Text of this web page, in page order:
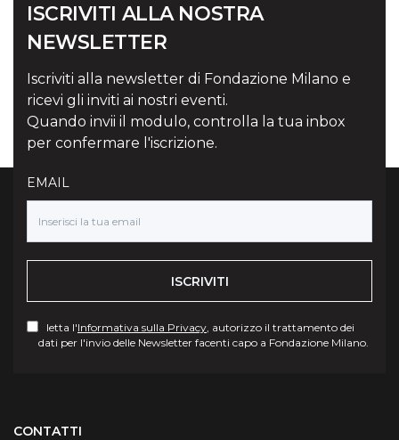
ISCRIVITI ALLA NOSTRA
NEWSLETTER
Iscriviti alla newsletter di Fondazione Milano e
ricevi gli inviti ai nostri eventi.
Quando invii il modulo, controlla la tua inbox
per confermare l'iscrizione.
EMAIL
ISCRIVITI
letta l'Informativa sulla Privacy, autorizzo il trattamento dei
dati per l'invio delle Newsletter facenti capo a Fondazione Milano.
CONTATTI